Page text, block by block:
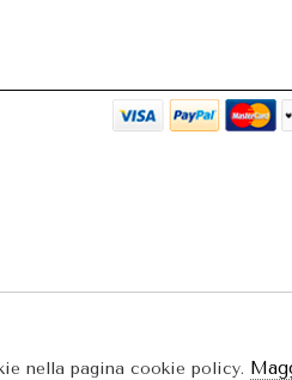
nella pagina cookie policy.